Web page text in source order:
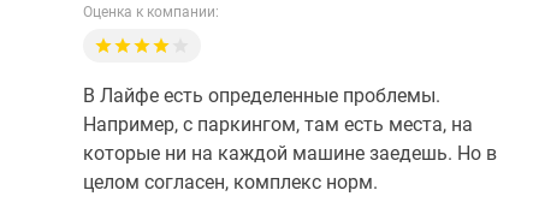
Оценка к компании:
В Лайфе есть определенные проблемы.
Например, с паркингом, там есть места, на
которые ни на каждой машине заедешь. Но в
целом согласен, комплекс норм.